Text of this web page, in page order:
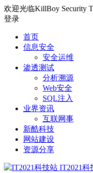
欢迎光临KillBoy Security
登录
首页
信息安全
安全运维
渗透测试
分析溯源
Web安全
SQL注入
业界资讯
互联网事
新酷科技
网站建设
资源分享
IT2021科